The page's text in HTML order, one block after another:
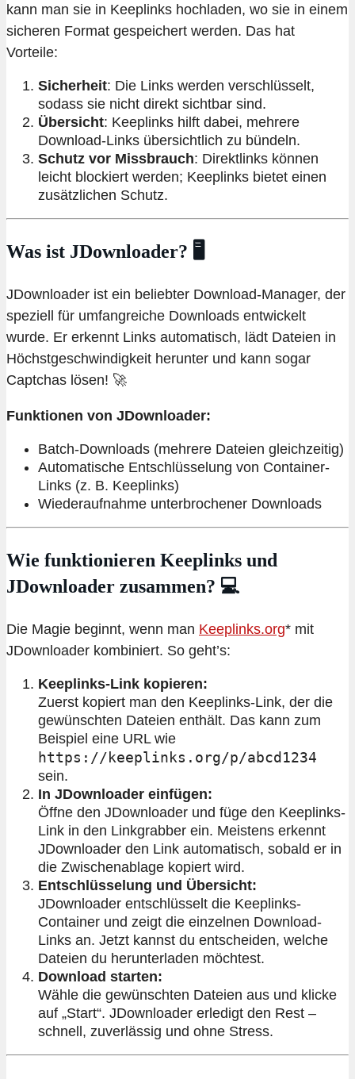
kann man sie in Keeplinks hochladen, wo sie in einem
sicheren Format gespeichert werden. Das hat
Vorteile:
Sicherheit: Die Links werden verschlüsselt,
sodass sie nicht direkt sichtbar sind.
Übersicht: Keeplinks hilft dabei, mehrere
Download-Links übersichtlich zu bündeln.
Schutz vor Missbrauch: Direktlinks können
leicht blockiert werden; Keeplinks bietet einen
zusätzlichen Schutz.
Was ist JDownloader? 🖥️
JDownloader ist ein beliebter Download-Manager, der
speziell für umfangreiche Downloads entwickelt
wurde. Er erkennt Links automatisch, lädt Dateien in
Höchstgeschwindigkeit herunter und kann sogar
Captchas lösen! 🚀
Funktionen von JDownloader:
Batch-Downloads (mehrere Dateien gleichzeitig)
Automatische Entschlüsselung von Container-
Links (z. B. Keeplinks)
Wiederaufnahme unterbrochener Downloads
Wie funktionieren Keeplinks und
JDownloader zusammen? 💻
Die Magie beginnt, wenn man Keeplinks.org* mit
JDownloader kombiniert. So geht’s:
Keeplinks-Link kopieren:
Zuerst kopiert man den Keeplinks-Link, der die
gewünschten Dateien enthält. Das kann zum
Beispiel eine URL wie
https://keeplinks.org/p/abcd1234
sein.
In JDownloader einfügen:
Öffne den JDownloader und füge den Keeplinks-
Link in den Linkgrabber ein. Meistens erkennt
JDownloader den Link automatisch, sobald er in
die Zwischenablage kopiert wird.
Entschlüsselung und Übersicht:
JDownloader entschlüsselt die Keeplinks-
Container und zeigt die einzelnen Download-
Links an. Jetzt kannst du entscheiden, welche
Dateien du herunterladen möchtest.
Download starten:
Wähle die gewünschten Dateien aus und klicke
auf „Start“. JDownloader erledigt den Rest –
schnell, zuverlässig und ohne Stress.